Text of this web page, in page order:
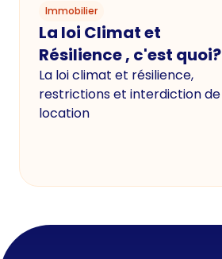
Immobilier
La loi Climat et
Résilience , c'est quoi?
La loi climat et résilience,
restrictions et interdiction de
location